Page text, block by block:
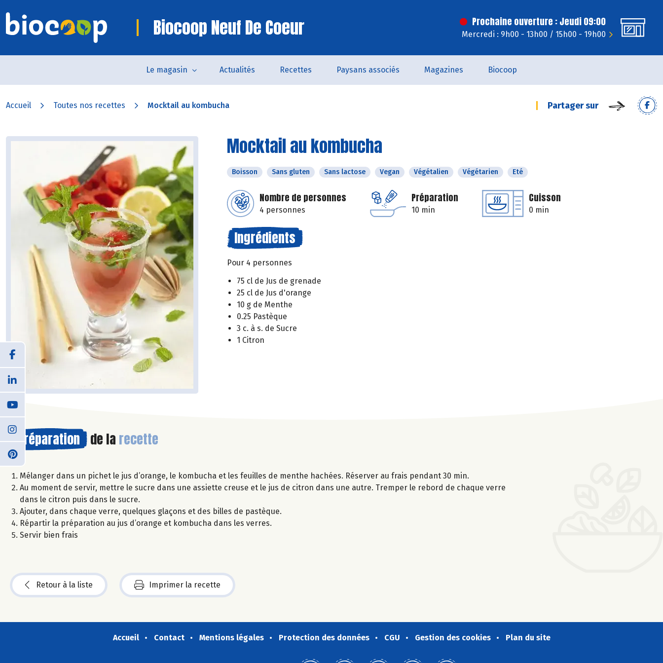
Biocoop Neuf De Coeur Prochaine ouverture : Jeudi 09:00
Mercredi : 9h00 - 13h00 / 15h00 - 19h00
Le magasin Actualités Recettes Paysans associés Magazines Biocoop
Accueil Toutes nos recettes Mocktail au kombucha Partager sur
Mocktail au kombucha
Boisson Sans gluten Sans lactose Vegan Végétalien Végétarien Eté
Nombre de personnes
4 personnes
Préparation
10 min
Cuisson
0 min
Ingrédients
Pour 4 personnes
75 cl de Jus de grenade
25 cl de Jus d'orange
10 g de Menthe
0.25 Pastèque
3 c. à s. de Sucre
1 Citron
Préparation de la recette
Mélanger dans un pichet le jus d’orange, le kombucha et les feuilles de menthe hachées. Réserver au frais pendant 30 min.
Au moment de servir, mettre le sucre dans une assiette creuse et le jus de citron dans une autre. Tremper le rebord de chaque verre
dans le citron puis dans le sucre.
Ajouter, dans chaque verre, quelques glaçons et des billes de pastèque.
Répartir la préparation au jus d’orange et kombucha dans les verres.
Servir bien frais
Retour à la liste Imprimer la recette
Accueil Contact Mentions légales Protection des données CGU Gestion des cookies Plan du site